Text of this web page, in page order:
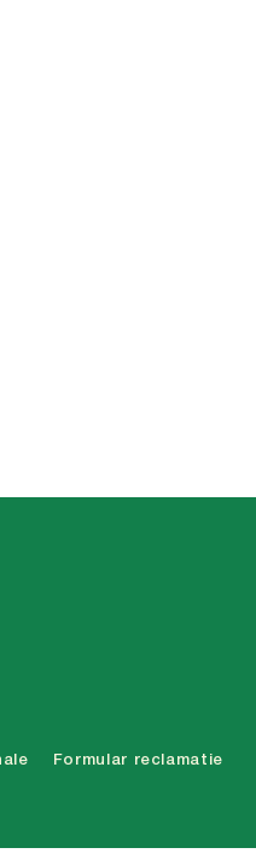
Formular reclamatie